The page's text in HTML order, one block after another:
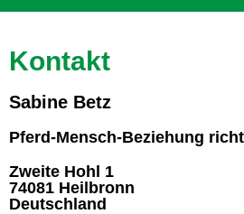
Kontakt
Sabine Betz
Pferd-Mensch-Beziehung
Zweite Hohl 1
74081 Heilbronn
Deutschland